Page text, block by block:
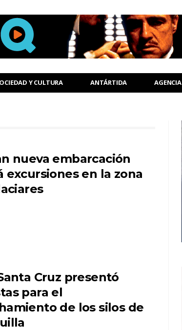
Y CULTURA ANTÁRTIDA AGENCIA
nueva embarcación
excursiones en la zona
Cruz presentó
para el
de los silos de